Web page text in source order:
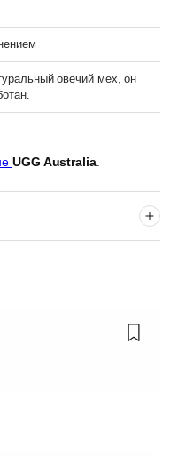
овечий мех, он
UGG Australia.